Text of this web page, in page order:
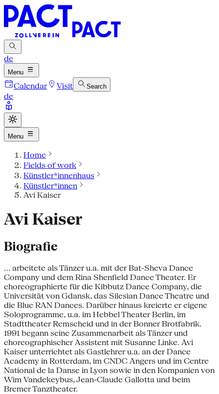
de
Menu
Calendar Visit Search
de
Menu
Home
Fields of work
Künstler*innenhaus
Künstler*innen
Avi Kaiser
Avi Kaiser
Biografie
... arbeitete als Tänzer u.a. mit der Bat-Sheva Dance
Company und dem Rina Shenfield Dance Theater. Er
choreographierte für die Kibbutz Dance Company, die
Universität von Gdansk, das Silesian Dance Theatre und
die Blue RAN Dances. Darüber hinaus kreierte er eigene
Soloprogramme, u.a. im Hebbel Theater Berlin, im
Stadttheater Remscheid und in der Bonner Brotfabrik.
1991 begann seine Zusammenarbeit als Tänzer und
choreographischer Assistent mit Susanne Linke. Avi
Kaiser unterrichtet als Gastlehrer u.a. an der Dance
Academy in Rotterdam, im CNDC Angers und im Centre
National de la Danse in Lyon sowie in den Kompanien von
Wim Vandekeybus, Jean-Claude Gallotta und beim
Bremer Tanztheater.